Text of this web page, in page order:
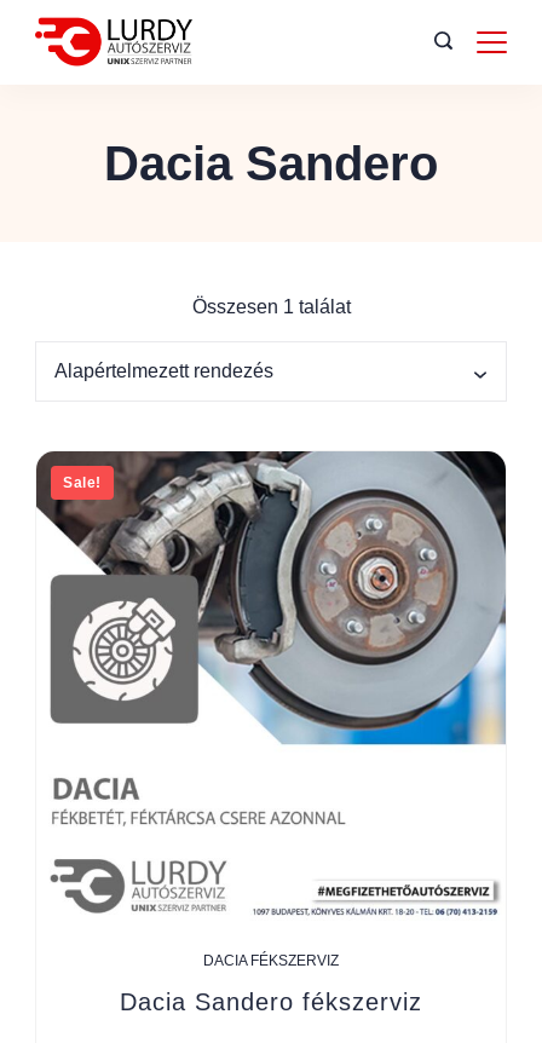
Dacia Sandero
Összesen 1 találat
Sale!
DACIA FÉKSZERVIZ
Dacia Sandero fékszerviz